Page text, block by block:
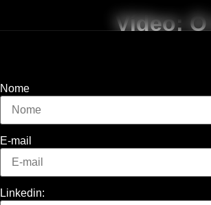
para
Vídeo:
Nome
E-mail
Linkedin: